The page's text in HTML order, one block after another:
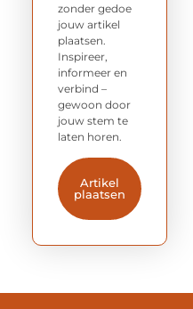
zonder gedoe
jouw artikel
plaatsen.
Inspireer,
informeer en
verbind –
gewoon door
jouw stem te
laten horen.
Artikel
plaatsen